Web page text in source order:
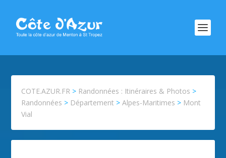
COTE.AZUR.FR > Randonnées : Itinéraires & Photos >
Randonnées > Département >Alpes-Maritimes > Mont
Vial